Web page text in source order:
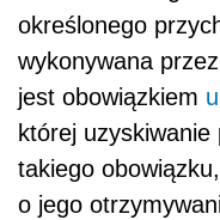
określonego
wykonywana
jest obowiązkiem
której
takiego
o jego